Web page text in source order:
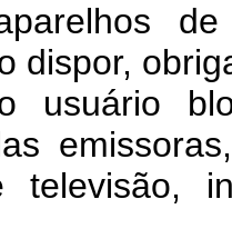
de
dispor,
usuário
televisão,